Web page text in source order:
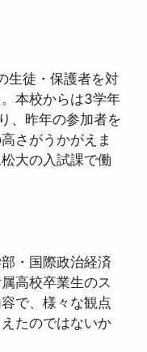
生徒・保護者を対
本校からは3学年
、昨年の参加者を
さがうかがえま
大の入試課で働
・国際政治経済
高校卒業生のス
で、様々な観点
たのではないか